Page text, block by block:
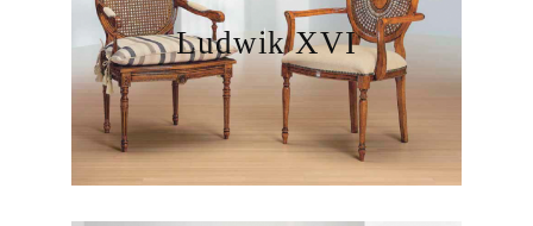
Ludwik XVI